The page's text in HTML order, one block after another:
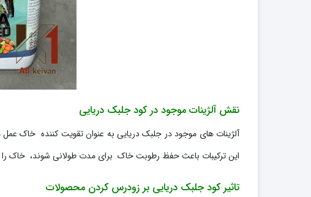
نقش آلژینات موجود در کود جلبک دریایی
آلژینات های موجود در جلبک دریایی به عنوان تقویت کننده خاک
این ترکیبات باعث حفظ رطوبت خاک برای مدت طولانی شوند، خاک را
تاثیر کود جلبک دریایی بر زودرس کردن محصولات